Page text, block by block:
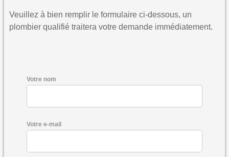
Veuillez à bien remplir le formulaire ci-dessous, un
plombier qualifié traitera votre demande immédiatement.
Votre nom
Votre e-mail